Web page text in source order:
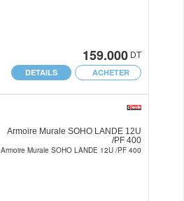
159.000 DT
ACHETER
DETAILS
Armoire Murale SOHO LANDE 12U
/PF 400
Armoire Murale SOHO LANDE 12U /PF 400